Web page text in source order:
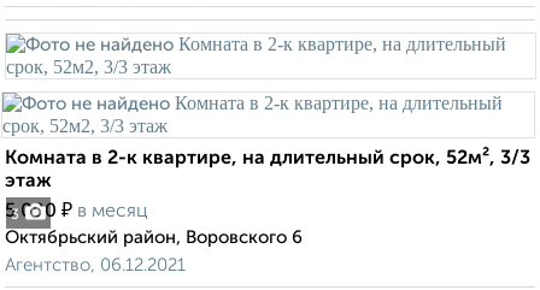
3
Комната в 2-к квартире, на длительный срок, 52м², 3/3
этаж
5 000 ₽ в месяц
Октябрьский район, Воровского 6
Агентство, 06.12.2021